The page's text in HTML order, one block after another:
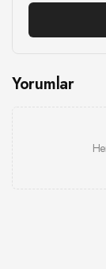
Yorumlar